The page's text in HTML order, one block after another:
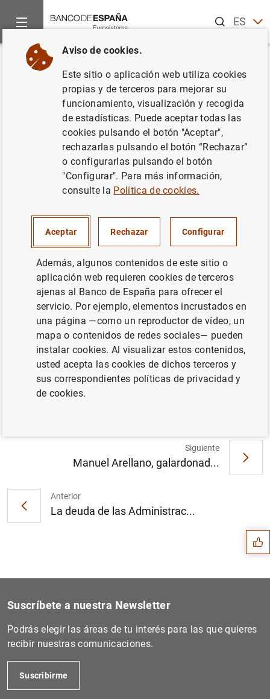
ESEN
Inicio Noticias y eventos
Volver
El Banco de España y la Cátedra
Global Nebrija Santander en
Internacionalización de
Empresas analizan el papel de
la autonomía estratégica en el
entorno post-pandemia
El Banco de España y la Cátedra Global
Nebrija Santander en Internacionalización
de Empresas analizan el papel de la
autonomía estratégica en el entorno post-
pandemia (137KB)
Anterior
La deuda de las Administrac...
Siguiente
Manuel Arellano, galardonad...
Sugerencias
Suscríbete a nuestra Newsletter
Podrás elegir las áreas de tu interés para las que quieres
recibir nuestras comunicaciones.
Suscribirme
Aviso de cookies.
Este sitio o aplicación web utiliza cookies
propias y de terceros para mejorar su
funcionamiento, visualización y recogida
de estadísticas. Puede aceptar todas las
cookies pulsando el botón "Aceptar",
rechazarlas pulsando el botón “Rechazar”
o configurarlas pulsando el botón
"Configurar". Para más información,
consulte la Política de cookies.
Aceptar Rechazar Configurar
Además, algunos contenidos de este sitio o
aplicación web requieren cookies de terceros
ajenas al Banco de España para ofrecer el
servicio. Por ejemplo, elementos incrustados en
una página —como un reproductor de vídeo, un
mapa o contenidos de redes sociales— pueden
instalar cookies. Al visualizar estos contenidos,
usted acepta las cookies de dichos terceros y
sus correspondientes políticas de privacidad y
de cookies.